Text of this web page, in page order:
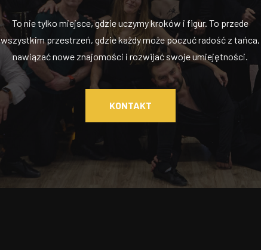
To nie tylko miejsce, gdzie uczymy kroków i figur. To przede
wszystkim przestrzeń, gdzie każdy może poczuć radość z tańca,
nawiązać nowe znajomości i rozwijać swoje umiejętności.
KONTAKT